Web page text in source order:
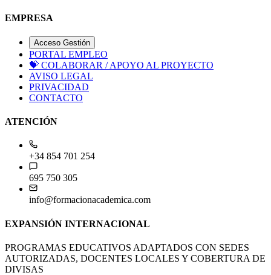
EMPRESA
Acceso Gestión
PORTAL EMPLEO
💝 COLABORAR / APOYO AL PROYECTO
AVISO LEGAL
PRIVACIDAD
CONTACTO
ATENCIÓN
+34 854 701 254
695 750 305
info@formacionacademica.com
EXPANSIÓN INTERNACIONAL
PROGRAMAS EDUCATIVOS ADAPTADOS CON SEDES
AUTORIZADAS, DOCENTES LOCALES Y COBERTURA DE
DIVISAS